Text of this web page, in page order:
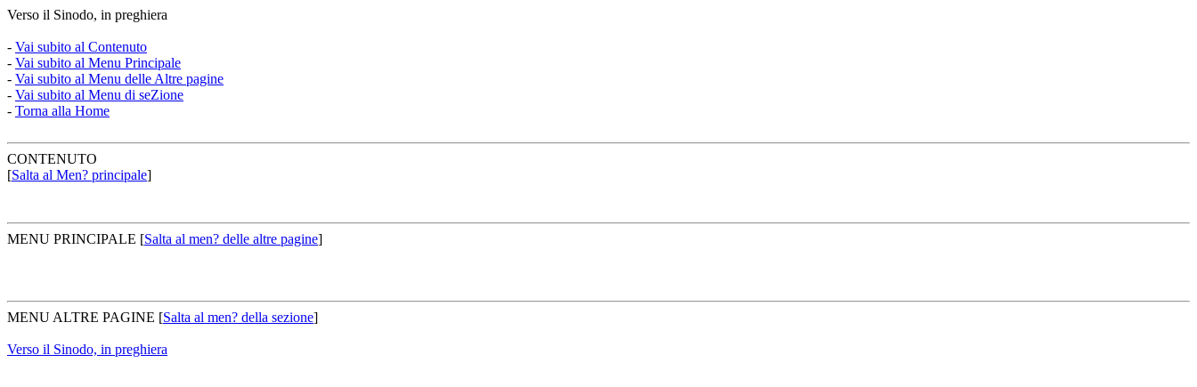
Verso il Sinodo, in preghiera
- Vai subito al Contenuto
- Vai subito al Menu Principale
- Vai subito al Menu delle Altre pagine
- Vai subito al Menu di seZione
- Torna alla Home
CONTENUTO
[Salta al Men? principale]
MENU PRINCIPALE [Salta al men? delle altre pagine]
MENU ALTRE PAGINE [Salta al men? della sezione]
Verso il Sinodo, in preghiera